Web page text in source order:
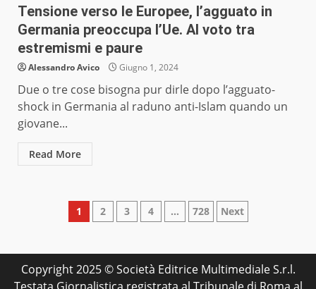
Tensione verso le Europee, l’agguato in
Germania preoccupa l’Ue. Al voto tra
estremismi e paure
Alessandro Avico Giugno 1, 2024
Due o tre cose bisogna pur dirle dopo l’agguato-
shock in Germania al raduno anti-Islam quando un
giovane...
Read More
Paginazione
articoli
1 2 3 4 … 728 Next
Copyright 2025 © Società Editrice Multimediale S.r.l.